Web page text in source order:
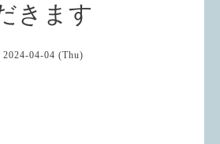
きます
2024-04-04 (Thu)